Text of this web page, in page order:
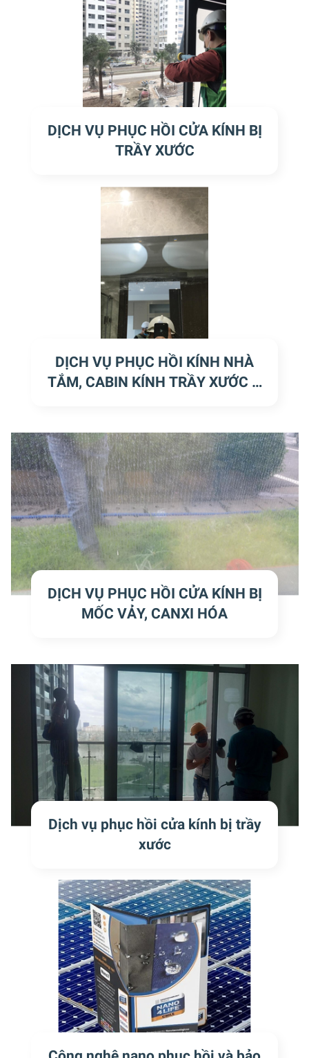
DỊCH VỤ PHỤC HỒI CỬA KÍNH BỊ
TRẦY XƯỚC
DỊCH VỤ PHỤC HỒI KÍNH NHÀ
TẮM, CABIN KÍNH TRẦY XƯỚC Ố
DỊCH VỤ PHỤC HỒI CỬA KÍNH BỊ
MỐC VẢY, CANXI HÓA
Dịch vụ phục hồi cửa kính bị trầy
xước